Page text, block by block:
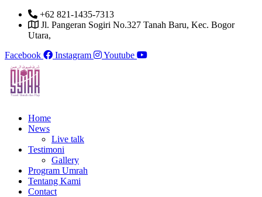
Skip
content
+62 821-1435-7313
Jl. Pangeran Sogiri No.327 Tanah Baru, Kec. Bogor
Utara,
Facebook
Instagram Youtube
Home
News
Live talk
Testimoni
Gallery
Program Umrah
Tentang Kami
Contact